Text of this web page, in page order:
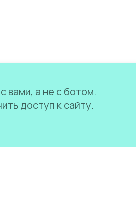
вами, а не с ботом.
доступ к сайту.